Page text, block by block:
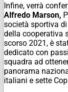
Infine, verrà
Alfredo Marson,
società sportiva
della cooperativa
scorso 2021, è
dedicato con
squadra ad
panorama
italiani e sette